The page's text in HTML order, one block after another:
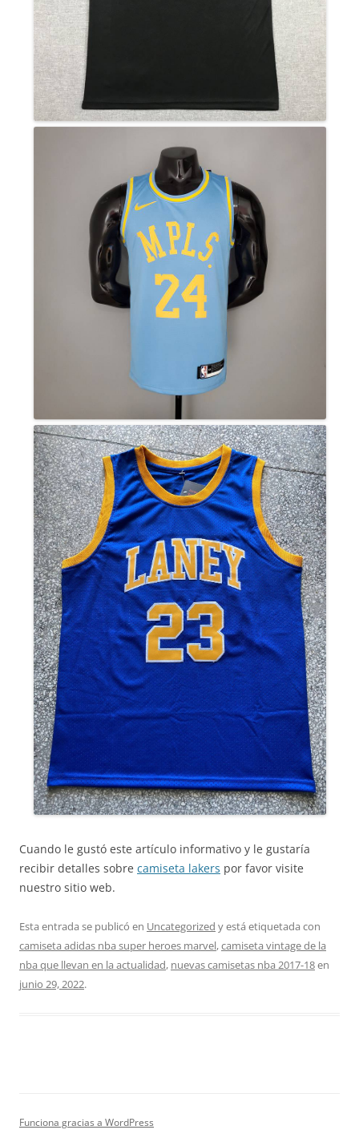
Cuando le gustó este artículo informativo y le gustaría
recibir detalles sobre camiseta lakers por favor visite
nuestro sitio web.
Esta entrada se publicó en Uncategorized y está etiquetada con
camiseta adidas nba super heroes marvel,camiseta vintage de la
nba que llevan en la actualidad, nuevas camisetas nba 2017-18en
junio 29, 2022.
Funciona gracias a WordPress